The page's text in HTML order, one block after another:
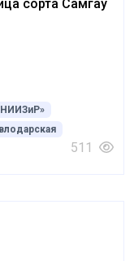
сорта Самгау
511